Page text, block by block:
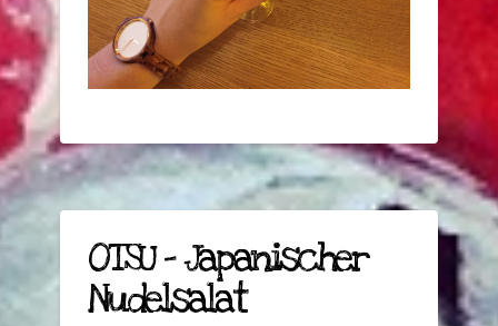
OTSU – Japanischer
Nudelsalat